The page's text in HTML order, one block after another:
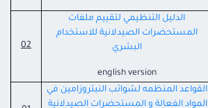
الدليل التنظيمي لتقييم ملفات
المستحضرات الصيدلانية للاستخدام
البشري
english version
02
القواعد المنظمه لشوائبالنبتروزامين في
المواد الفعالة و المستحضرات الصيدلانية